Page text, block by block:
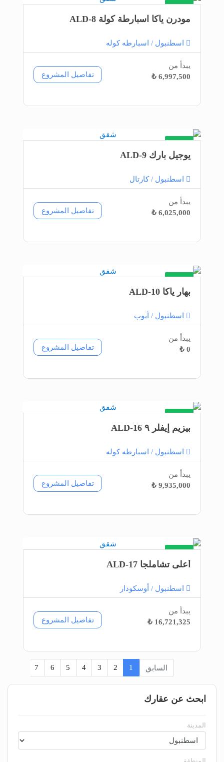
مودرن ياكا اسبارطة كولة ALD-8
اسطنبول / اسبارطه كوله
يبدأ من
6,997,500 ₺
تفاصيل المشروع
يوجيل بارك ALD-9
اسطنبول / كارتال
يبدأ من
6,025,000 ₺
تفاصيل المشروع
بهار ياكا ALD-10
اسطنبول / أيوب
يبدأ من
0 ₺
تفاصيل المشروع
بيزيم إيفلر ٩ ALD-16
اسطنبول / اسبارطه كوله
يبدأ من
9,935,000 ₺
تفاصيل المشروع
أعلى تشاملجا ALD-17
اسطنبول / أوسكودار
يبدأ من
16,721,325 ₺
تفاصيل المشروع
السابق 1
2
3
4
5
6
7
ابحث عن عقارك
المدينة